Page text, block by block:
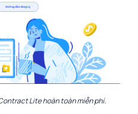
Lite hoàn toàn miễn phí.